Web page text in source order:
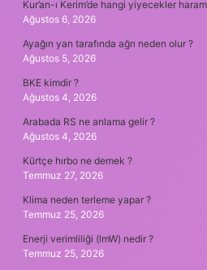
Kur’an-ı Kerim’de hangi yiyecekler
Ağustos 6, 2026
Ayağın yan tarafında ağrı neden olur ?
Ağustos 5, 2026
BKE kimdir ?
Ağustos 4, 2026
Arabada RS ne anlama gelir ?
Ağustos 4, 2026
Kürtçe hırbo ne demek ?
Temmuz 27, 2026
Klima neden terleme yapar ?
Temmuz 25, 2026
Enerji verimliliği (lmW) nedir ?
Temmuz 25, 2026